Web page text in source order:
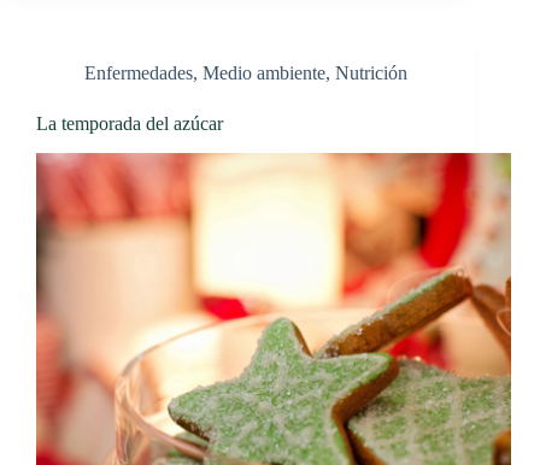
Enfermedades, Medio ambiente, Nutrición
La temporada del azúcar